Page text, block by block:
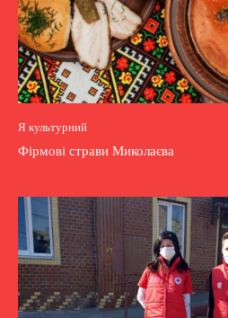
Я культурний
Фірмові страви Миколаєва